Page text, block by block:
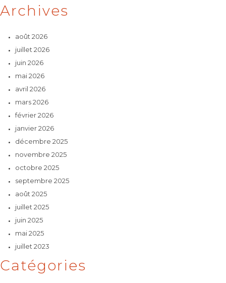
Archives
août 2026
juillet 2026
juin 2026
mai 2026
avril 2026
mars 2026
février 2026
janvier 2026
décembre 2025
novembre 2025
octobre 2025
septembre 2025
août 2025
juillet 2025
juin 2025
mai 2025
juillet 2023
Catégories